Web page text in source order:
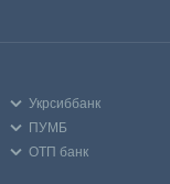
Укрсиббанк
ПУМБ
ОТП банк